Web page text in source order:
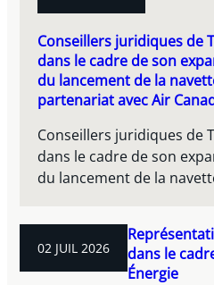
Conseillers juridiques de
dans le cadre de son
du lancement de la
partenariat avec Air
Conseillers juridiques de
dans le cadre de son
du lancement de la
02 JUIL 2026
dans le
Énergie